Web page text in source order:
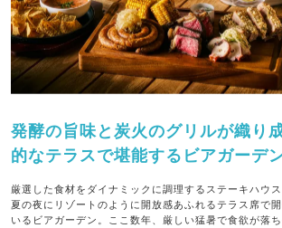
発酵の旨味と炭火のグリルが織り
的なテラスで堪能するビアガーデン
厳選した食材をダイナミックに調理するステーキハウ
夏の夜にリゾートのように開放感あふれるテラス席で
いるビアガーデン。ここ数年、厳しい猛暑で食欲が落